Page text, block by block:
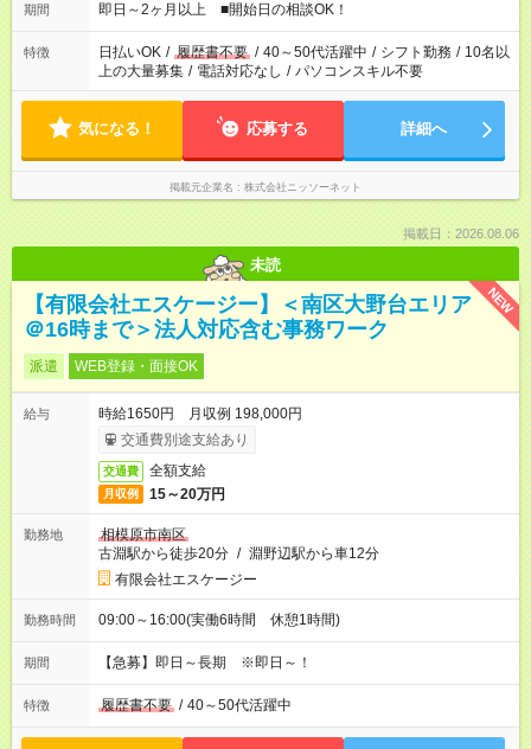
期間 即日～2ヶ月以上 ■開始日の相談OK！
特徴 日払いOK / 履歴書不要 / 40～50代活躍中 / シフト勤務 / 10名以
上の大量募集 / 電話対応なし / パソコンスキル不要
気になる！ 応募する 詳細へ
掲載元企業名 株式会社ニッソーネット
掲載日：2026.08.06
未読
NEW
【有限会社エスケージー】＜南区大野台エリア
＠16時まで＞法人対応含む事務ワーク
派遣 WEB登録・面接OK
給与
時給1650円 月収例 198,000円
交通費別途支給あり
交通費 全額支給
月収例 15～20万円
勤務地
相模原市南区
古淵駅から徒歩20分 / 淵野辺駅から車12分
有限会社エスケージー
勤務時間 09:00～16:00(実働6時間 休憩1時間)
期間 【急募】即日～長期 ※即日～！
特徴 履歴書不要 / 40～50代活躍中